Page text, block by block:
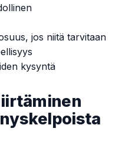
jos niitä tarvitaan
kysyntä